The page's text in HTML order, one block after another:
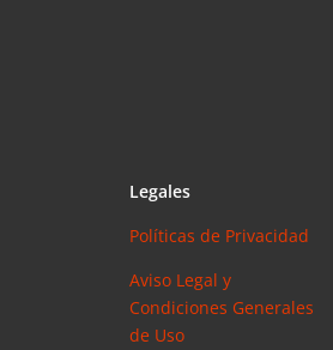
Legales
Políticas de Privacidad
Aviso Legal y
Condiciones Generales
de Uso